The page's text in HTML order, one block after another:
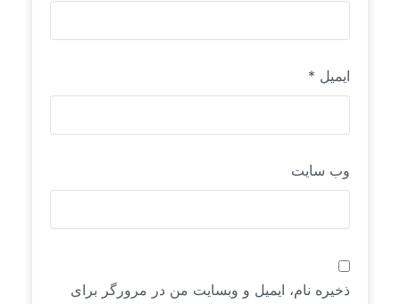
ایمیل *
وب‌ سایت
ذخیره نام، ایمیل و وبسایت من در مرورگر برای